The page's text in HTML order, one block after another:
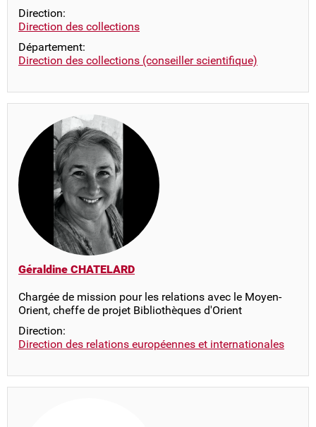
Direction:
Direction des collections
Département:
Direction des collections (conseiller scientifique)
Géraldine CHATELARD
Chargée de mission pour les relations avec le Moyen-
Orient, cheffe de projet Bibliothèques d'Orient
Direction:
Direction des relations européennes et internationales